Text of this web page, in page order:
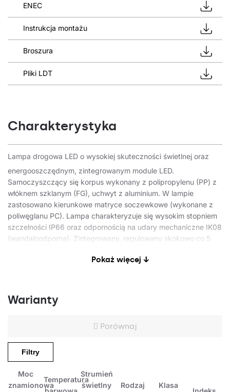
ENEC
Instrukcja montażu
Broszura
Pliki LDT
Charakterystyka
Lampa drogowa LED o wysokiej skuteczności świetlnej oraz
energooszczędnym, zintegrowanym module LED.
Samoczyszczący się korpus wykonany z polipropylenu (PP) z
włóknem szklanym (FG), uchwyt z aluminium. W lampie
zastosowano kierunkowe matryce soczewkowe (wykonane z
poliwęglanu PC). Lampa charakteryzuje się wysokim stopniem
szczelności IP66 oraz odpornością na udary mechaniczne IK08
(wandaloodporna). Zintegrowany, regulowany skokowo co 5
(szczytowy, na słupie); -5° do +15° (boczny, na wysięgniku).
oświetlenia: ulic, dróg lokalnych, ścieżek rowerowych, alejek,
chodników, parkingów i placów.
Pokaż więcej ↓
Warianty
Porównaj
Filtry
Moc
znamionowa
Temperatura
Strumień
świetlny
Rodzaj Klasa